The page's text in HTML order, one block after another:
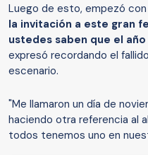
Luego de esto, empezó con
la invitación a este gran
ustedes saben que el
expresó recordando el
escenario.
"Me llamaron un día de
haciendo otra referencia al
todos tenemos uno en